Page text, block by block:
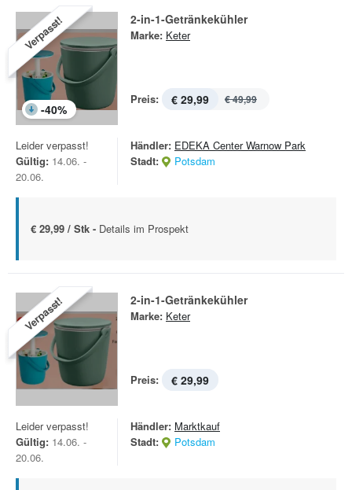
Verpasst!
-40%
2-in-1-Getränkekühler
Marke: Keter
Preis: € 29,99 € 49,99
Leider verpasst!
Gültig: 14.06. -
20.06.
Händler: EDEKA Center Warnow Park
Stadt:
Potsdam
€ 29,99 / Stk - Details im Prospekt
Verpasst! 2-in-1-Getränkekühler
Marke: Keter
Preis: € 29,99
Leider verpasst!
Gültig: 14.06. -
20.06.
Händler: Marktkauf
Stadt:
Potsdam